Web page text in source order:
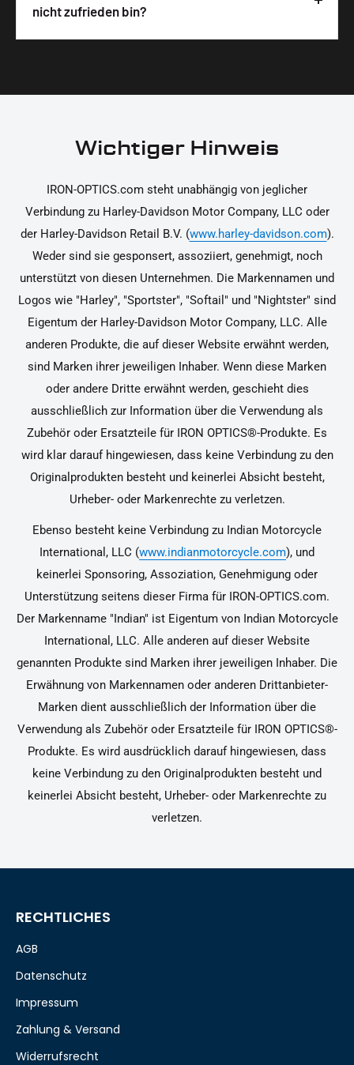
unterstützen dich dabei, die Teile sicher und
korrekt an deinem Motorrad zu installieren.
Wir legen großen Wert auf hochwertige
nicht zufrieden bin?
Ja, du kannst die Teile innerhalb von 14 Tagen
Rücksendung findest du in unseren
Wichtiger Hinweis
IRON-OPTICS.com steht unabhängig von jeglicher
Verbindung zu Harley-Davidson Motor Company, LLC oder
der Harley-Davidson Retail B.V. (www.harley-davidson.com).
Weder sind sie gesponsert, assoziiert, genehmigt, noch
unterstützt von diesen Unternehmen. Die Markennamen und
Logos wie "Harley", "Sportster", "Softail" und "Nightster" sind
Eigentum der Harley-Davidson Motor Company, LLC. Alle
anderen Produkte, die auf dieser Website erwähnt werden,
sind Marken ihrer jeweiligen Inhaber. Wenn diese Marken
oder andere Dritte erwähnt werden, geschieht dies
ausschließlich zur Information über die Verwendung als
Zubehör oder Ersatzteile für IRON OPTICS®-Produkte. Es
wird klar darauf hingewiesen, dass keine Verbindung zu den
Originalprodukten besteht und keinerlei Absicht besteht,
Urheber- oder Markenrechte zu verletzen.
Ebenso besteht keine Verbindung zu Indian Motorcycle
International, LLC (www.indianmotorcycle.com), und
keinerlei Sponsoring, Assoziation, Genehmigung oder
Unterstützung seitens dieser Firma für IRON-OPTICS.com.
Der Markenname "Indian" ist Eigentum von Indian Motorcycle
International, LLC. Alle anderen auf dieser Website
genannten Produkte sind Marken ihrer jeweiligen Inhaber. Die
Erwähnung von Markennamen oder anderen Drittanbieter-
Marken dient ausschließlich der Information über die
Verwendung als Zubehör oder Ersatzteile für IRON OPTICS®-
Produkte. Es wird ausdrücklich darauf hingewiesen, dass
keine Verbindung zu den Originalprodukten besteht und
keinerlei Absicht besteht, Urheber- oder Markenrechte zu
verletzen.
RECHTLICHES
AGB
Datenschutz
Impressum
Zahlung & Versand
Widerrufsrecht